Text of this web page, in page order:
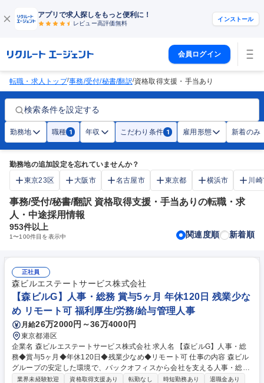
アプリで求人探しをもっと便利に！
レビュー高評価無料
インストール
会員ログイン
転職・求人トップ/事務/受付/秘書/翻訳/資格取得支援・手当あり
検索条件を設定する
勤務地 職種 1 年収 こだわり条件 1 雇用形態 新着のみ
勤務地の追加設定を忘れていませんか？
東京23区
大阪市 名古屋市 東京都 横浜市 川
事務/受付/秘書/翻訳 資格取得支援・手当ありの転職・求
人・中途採用情報
953件以上
1〜100件目を表示中 関連度順 新着順
正社員
森ビルエステートサービス株式会社
【森ビルG】人事・総務 賞与5ヶ月 年休120日 残業少な
め リモート可 福利厚生/労務/給与管理人事
月給26万2000円～36万4000円
東京都港区
企業名 森ビルエステートサービス株式会社 求人名 【森ビルG】人事・総
務◆賞与5ヶ月◆年休120日◆残業少なめ◆リモート可 仕事の内容 森ビル
グループの安定した環境で、バックオフィスから会社を支える人事・総務
をお任せします。 労務と総務の業務をバランスよく担当し、ゆくゆくは制
業界未経験歓迎 資格取得支援あり 転勤なし 時短勤務あり
退職金あり